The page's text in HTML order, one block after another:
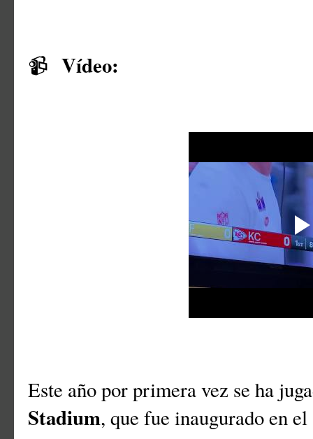
📹 Vídeo:
Este año por primera vez se ha
Stadium, que fue inaugurado en